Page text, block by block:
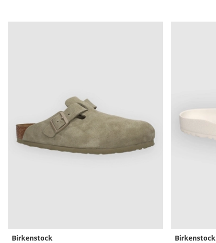
Birkenstock
Birkenstock